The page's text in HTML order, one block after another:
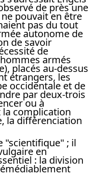
de près une
pouvait en être
pas du tout
autonome de
de savoir
de
armés
placés au-dessus
étrangers, les
occidentale et de
par deux-trois
ou à
complication
la différenciation
"scientifique" ; il
en
: la division